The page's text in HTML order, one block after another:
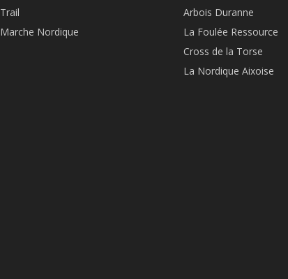
Trail
Marche Nordique
Arbois Duranne
La Foulée Ressource
Cross de la Torse
La Nordique Aixoise